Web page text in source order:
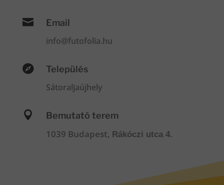
 Email
info@futofolia.hu
 Település
Sátoraljaújhely
 Bemutató terem
1039 Budapest, Rákóczi utca 4.